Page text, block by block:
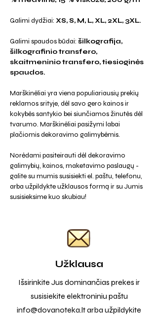
Galimi dydžiai: XS, S, M, L, XL, 2XL, 3XL.
Galimi spaudos būdai: šilkografija,
šilkografinio transfero,
skaitmeninio transfero, tiesioginės
spaudos.
Marškinėliai yra viena populiariausių prekių
reklamos srityje, dėl savo gero kainos ir
kokybės santykio bei siunčiamos žinutės dėl
tvarumo. Marškinėliai pasižymi labai
plačiomis dekoravimo galimybėmis.
Norėdami pasiteirauti dėl dekoravimo
galimybių, kainos, maketavimo paslaugų -
galite su mumis susisiekti el. paštu, telefonu,
arba užpildykte užklausos formą ir su Jumis
susisieksime kuo skubiau!
Užklausa
Išsirinkite Jus dominančias prekes ir
susisiekite elektroniniu paštu
info@dovanoteka.ltarba užpildykite